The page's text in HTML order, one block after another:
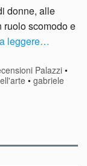
donne, alle
ruolo scomodo e
leggere…
Palazzi•
•gabriele